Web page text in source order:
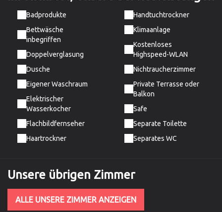
Badprodukte
Bettwäsche
inbegriffen
Doppelverglasung
Dusche
Eigener Waschraum
Elektrischer
Wasserkocher
Flachbildfernseher
Haartrockner
Handtuchtrockner
Klimaanlage
Kostenloses
Highspeed-WLAN
Nichtraucherzimmer
Private Terrasse oder
Balkon
Safe
Separate Toilette
Separates WC
Unsere übrigen Zimmer
ALLE UNSERE ZIMMER ANZEIGEN